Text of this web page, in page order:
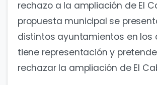
rechazo a la ampliación de El
propuesta municipal se
distintos ayuntamientos en los
tiene representación y
rechazar la ampliación de El